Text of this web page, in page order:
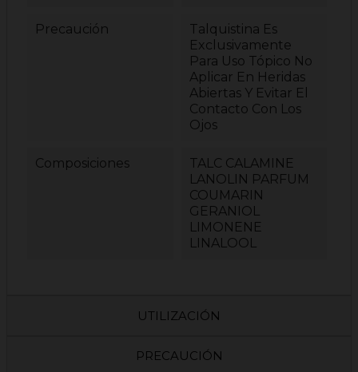
Precaución
Talquistina Es
Exclusivamente
Para Uso Tópico No
Aplicar En Heridas
Abiertas Y Evitar El
Contacto Con Los
Ojos
Composiciones
TALC CALAMINE
LANOLIN PARFUM
COUMARIN
GERANIOL
LIMONENE
LINALOOL
UTILIZACIÓN
PRECAUCIÓN